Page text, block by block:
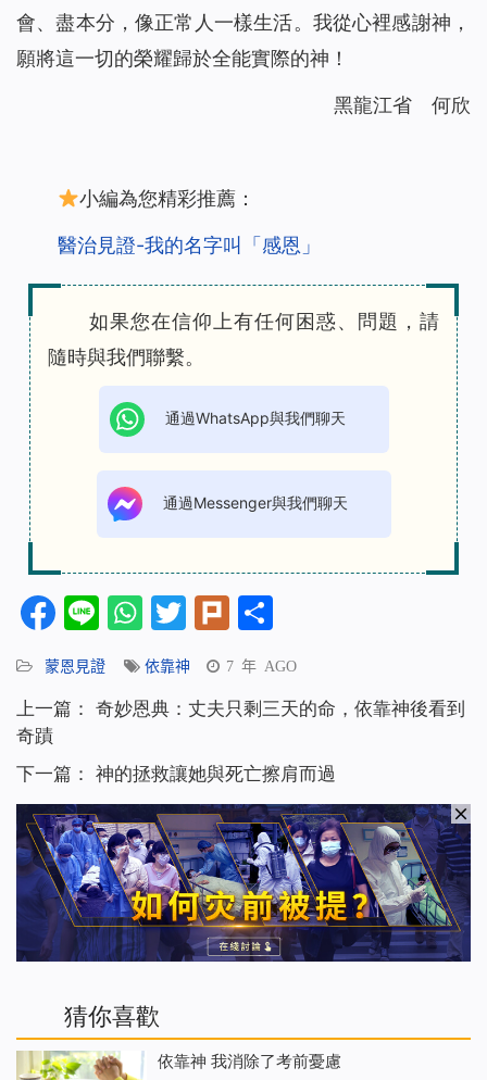
會、盡本分，像正常人一樣生活。我從心裡感謝神，
願將這一切的榮耀歸於全能實際的神！
黑龍江省 何欣
小編為您精彩推薦：
醫治見證-我的名字叫「感恩」
如果您在信仰上有任何困惑、問題，請
隨時與我們聯繫。
通過WhatsApp與我們聊天
通過Messenger與我們聊天
Facebook
LineWhatsApp
Twitter
Plurk
蒙恩見證 依靠神 7 年 AGO
上一篇： 奇妙恩典：丈夫只剩三天的命，依靠神後看到
奇蹟
下一篇： 神的拯救讓她與死亡擦肩而過
猜你喜歡
依靠神 我消除了考前憂慮